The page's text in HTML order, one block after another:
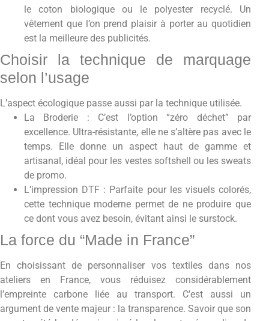
le coton biologique ou le polyester recyclé. Un
vêtement que l’on prend plaisir à porter au quotidien
est la meilleure des publicités.
Choisir la technique de marquage
selon l’usage
L’aspect écologique passe aussi par la technique utilisée.
La Broderie : C’est l’option “zéro déchet” par
excellence. Ultra-résistante, elle ne s’altère pas avec le
temps. Elle donne un aspect haut de gamme et
artisanal, idéal pour les vestes softshell ou les sweats
de promo.
L’impression DTF : Parfaite pour les visuels colorés,
cette technique moderne permet de ne produire que
ce dont vous avez besoin, évitant ainsi le surstock.
La force du “Made in France”
En choisissant de personnaliser vos textiles dans nos
ateliers en France, vous réduisez considérablement
l’empreinte carbone liée au transport. C’est aussi un
argument de vente majeur : la transparence. Savoir que son